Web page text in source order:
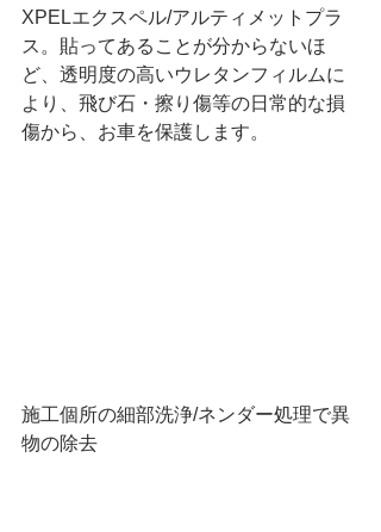
XPELエクスペル/アルティメットプラ
ス。貼ってあることが分からないほ
ど、透明度の高いウレタンフィルムに
より、飛び石・擦り傷等の日常的な損
傷から、お車を保護します。
施工個所の細部洗浄/ネンダー処理で異
物の除去